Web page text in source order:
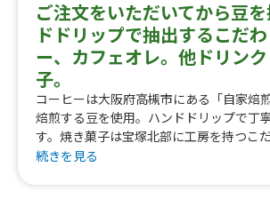
ご注文をいただいてから豆
ドドリップで抽出するこだ
ー、カフェオレ。他ドリン
子。
コーヒーは大阪府高槻市にある「自家焙
焙煎する豆を使用。ハンドドリップで丁
す。焼き菓子は宝塚北部に工房を持つこ
添加で安心安全の「焼き菓子店SaiTo」
続きを見る